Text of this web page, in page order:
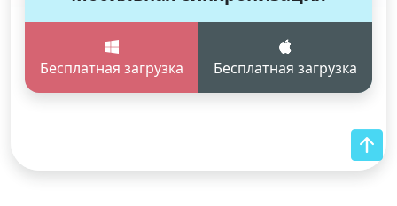
Бесплатная загрузка Бесплатная загрузка